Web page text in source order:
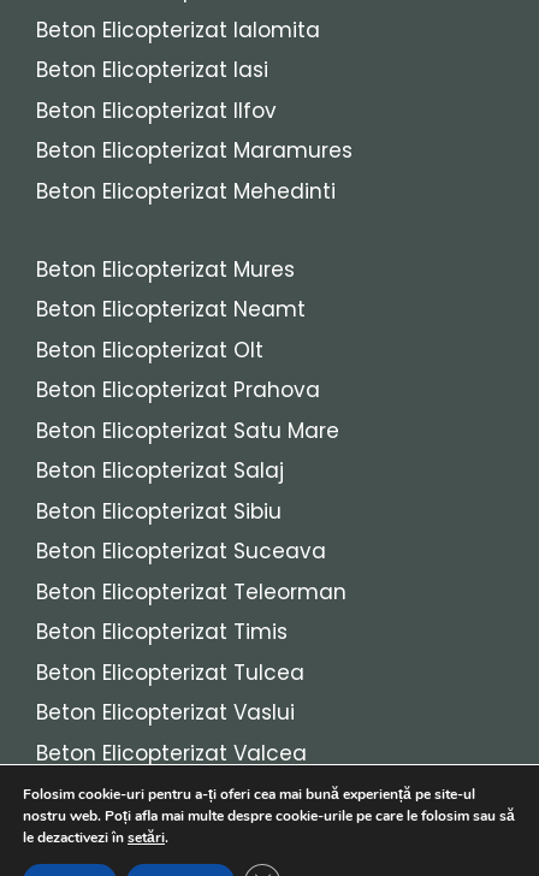
Beton Elicopterizat Ialomita
Beton Elicopterizat Iasi
Beton Elicopterizat Ilfov
Beton Elicopterizat Maramures
Beton Elicopterizat Mehedinti
Beton Elicopterizat Mures
Beton Elicopterizat Neamt
Beton Elicopterizat Olt
Beton Elicopterizat Prahova
Beton Elicopterizat Satu Mare
Beton Elicopterizat Salaj
Beton Elicopterizat Sibiu
Beton Elicopterizat Suceava
Beton Elicopterizat Teleorman
Beton Elicopterizat Timis
Beton Elicopterizat Tulcea
Beton Elicopterizat Vaslui
Beton Elicopterizat Valcea
Beton Elicopterizat Vrancea
© 2026Beton Elicopterizat
Folosim cookie-uri pentru a-ți oferi cea mai bună experiență pe site-ul
nostru web. Poți afla mai multe despre cookie-urile pe care le folosim sau să
le dezactivezi însetări.